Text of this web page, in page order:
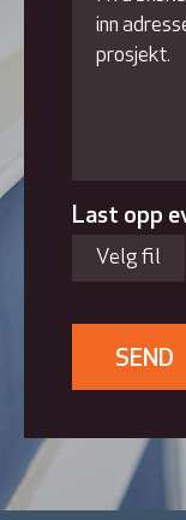
Last opp
Velg fil
SEND